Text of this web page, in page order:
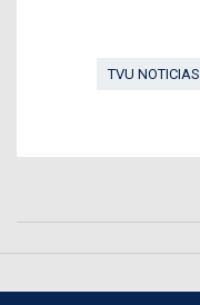
TVU NOTICIAS